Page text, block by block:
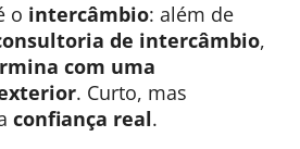
o intercâmbio: além de
de intercâmbio,
com uma
. Curto, mas
confiança real.